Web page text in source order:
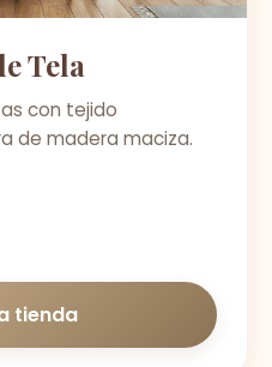
Tela
con tejido
de madera maciza.
tienda